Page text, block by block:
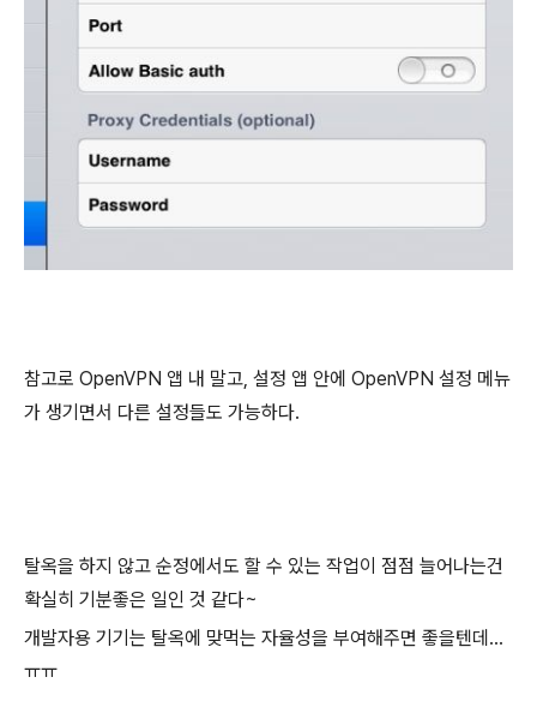
참고로 OpenVPN 앱 내 말고, 설정 앱 안에 OpenVPN 설정 메뉴
가 생기면서 다른 설정들도 가능하다.
탈옥을 하지 않고 순정에서도 할 수 있는 작업이 점점 늘어나는건
확실히 기분좋은 일인 것 같다~
개발자용 기기는 탈옥에 맞먹는 자율성을 부여해주면 좋을텐데...
ㅠㅠ